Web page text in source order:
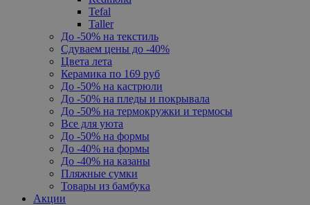
Tefal
Taller
До -50% на текстиль
Сдуваем цены до -40%
Цвета лета
Керамика по 169 руб
До -50% на кастрюли
До -50% на пледы и покрывала
До -50% на термокружки и термосы
Все для уюта
До -50% на формы
До -40% на формы
До -40% на казаны
Пляжные сумки
Товары из бамбука
Акции